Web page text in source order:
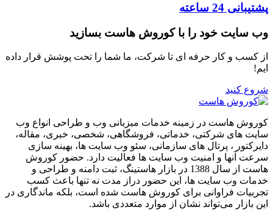
پشتیبانی 24 ساعته
وب سایت خود را با کوروش هاست بسازید
از کسب و کار حرفه ای تا شرکت، ما شما را تحت پوشش قرار داده
ایم!
شروع کنید
کوروش هاست در زمینه خدمات میزبانی وب و طراحی انواع وب
سایت های شرکتی، خدماتی، فروشگاهی، شخصی، خبری، مقاله،
دایرکتور ، پرتال های سازمانی، سئو وب سایت ها، بهینه سازی
سرعت آنها و امنیت وب سایت ها فعالیت دارد. حضور کوروش
هاست از سال 1388 در بازار هاستینگ، ثبت دامنه و طراحی و
خدمات وب سایت ها، این حضور دراز مدت نه تنها باعث کسب
تجربیات فراوانی برای کوروش هاست شده‌ است، بلکه ماندگاری در
این بازار می‌تواند نشان از موارد متعددی باشد.